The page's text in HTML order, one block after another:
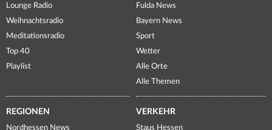
Lounge Radio
Weihnachtsradio
Meditationsradio
Top 40
Playlist
Fulda News
Bayern News
Sport
Wetter
Alle Orte
Alle Themen
REGIONEN
Nordhessen News
VERKEHR
Staus Hessen